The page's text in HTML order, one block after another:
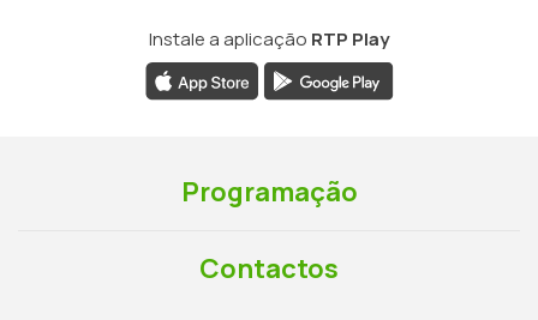
Instale a aplicação RTP Play
Programação
Contactos